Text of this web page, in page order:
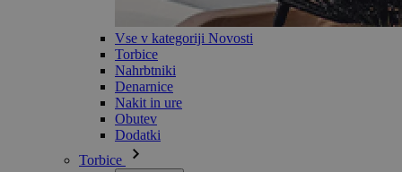
Vse v kategoriji Novosti
Torbice
Nahrbtniki
Denarnice
Nakit in ure
Obutev
Dodatki
Torbice